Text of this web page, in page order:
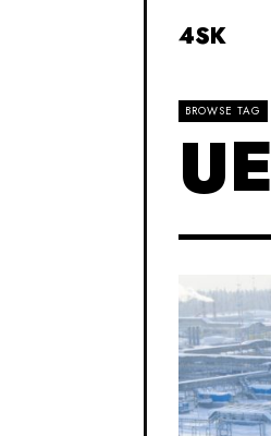
4SK
BROWSE TAG
UE